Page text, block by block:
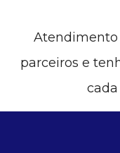
Atendimento
parceiros e